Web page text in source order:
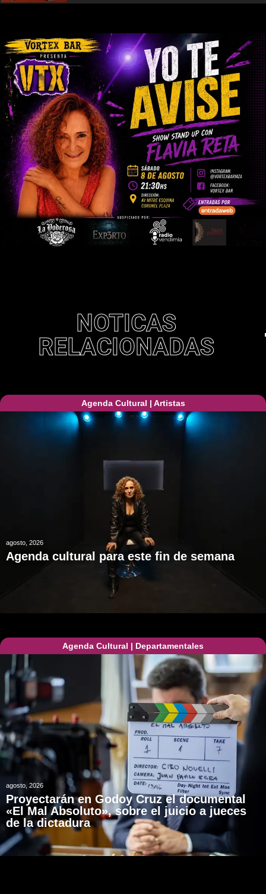
NOTICAS
RELACIONADAS
Agenda Cultural | Artistas
agosto, 2026
Agenda cultural para este fin de semana
Agenda Cultural | Departamentales
agosto, 2026
Proyectarán en Godoy Cruz el documental
«El Mal Absoluto», sobre el juicio a jueces
de la dictadura